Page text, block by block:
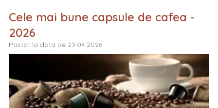
Cele mai bune capsule de cafea -
2026
Postat la data de 23.04.2026.